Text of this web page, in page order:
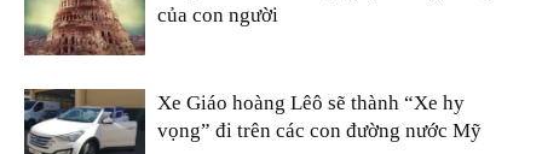
của con người
Xe Giáo hoàng Lêô sẽ thành “Xe hy
vọng” đi trên các con đường nước Mỹ